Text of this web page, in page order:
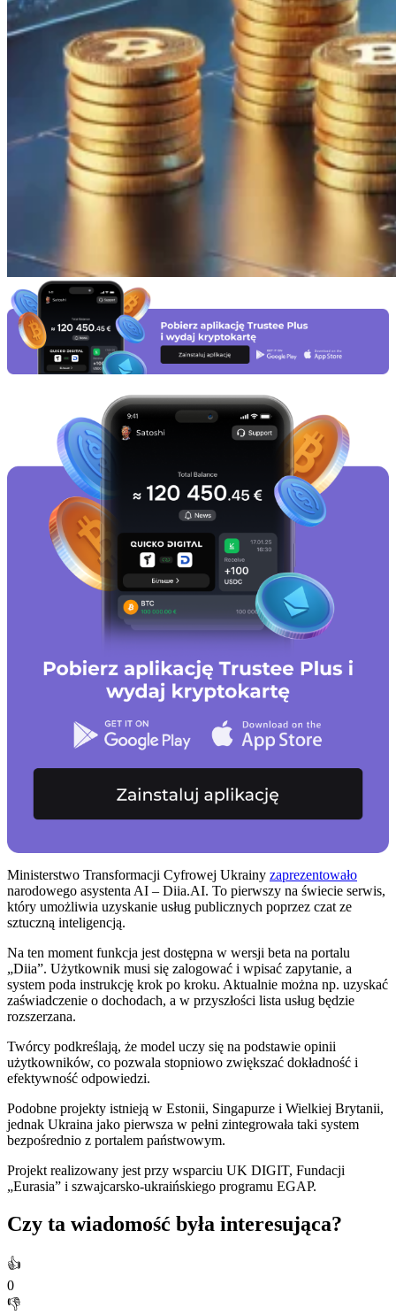
Ministerstwo Transformacji Cyfrowej Ukrainy zaprezentowało
narodowego asystenta AI – Diia.AI. To pierwszy na świecie serwis,
który umożliwia uzyskanie usług publicznych poprzez czat ze
sztuczną inteligencją.
Na ten moment funkcja jest dostępna w wersji beta na portalu
„Diia”. Użytkownik musi się zalogować i wpisać zapytanie, a
system poda instrukcję krok po kroku. Aktualnie można np. uzyskać
zaświadczenie o dochodach, a w przyszłości lista usług będzie
rozszerzana.
Twórcy podkreślają, że model uczy się na podstawie opinii
użytkowników, co pozwala stopniowo zwiększać dokładność i
efektywność odpowiedzi.
Podobne projekty istnieją w Estonii, Singapurze i Wielkiej Brytanii,
jednak Ukraina jako pierwsza w pełni zintegrowała taki system
bezpośrednio z portalem państwowym.
Projekt realizowany jest przy wsparciu UK DIGIT, Fundacji
„Eurasia” i szwajcarsko-ukraińskiego programu EGAP.
Czy ta wiadomość była interesująca?
👍
0
👎